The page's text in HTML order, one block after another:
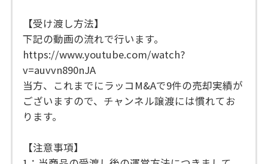
【受け渡し方法】
下記の動画の流れで行います。
https://www.youtube.com/watch?
v=auvvn890nJA
当方、これまでにラッコM&Aで9件の売却実績が
ございますので、チャンネル譲渡には慣れてお
ります。
【注意事項】